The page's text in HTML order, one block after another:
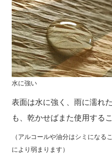
水に強い
表面は水に強く、雨に濡れ
も、乾かせばまた使用する
（アルコールや油分はシミになる
により弱まります）